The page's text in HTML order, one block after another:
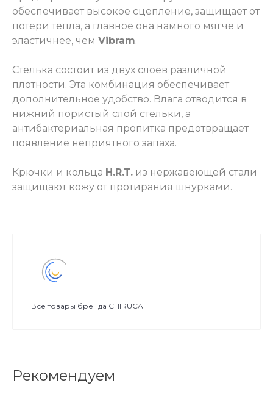
обеспечивает высокое сцепление, защищает от
потери тепла, а главное она намного мягче и
эластичнее, чем Vibram.
Стелька состоит из двух слоев различной
плотности. Эта комбинация обеспечивает
дополнительное удобство. Влага отводится в
нижний пористый слой стельки, а
антибактериальная пропитка предотвращает
появление неприятного запаха.
Крючки и кольца H.R.T. из нержавеющей стали
защищают кожу от протирания шнурками.
Все товары бренда CHIRUCA
Рекомендуем